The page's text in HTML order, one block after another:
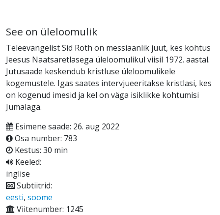
See on üleloomulik
Teleevangelist Sid Roth on messiaanlik juut, kes kohtus
Jeesus Naatsaretlasega üleloomulikul viisil 1972. aastal.
Jutusaade keskendub kristluse üleloomulikele
kogemustele. Igas saates intervjueeritakse kristlasi, kes
on kogenud imesid ja kel on väga isiklikke kohtumisi
Jumalaga.
Esimene saade: 26. aug 2022
Osa number: 783
Kestus: 30 min
Keeled:
inglise
Subtiitrid:
eesti, soome
Viitenumber: 1245